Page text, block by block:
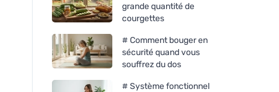
grande quantité de
courgettes
# Comment bouger en
sécurité quand vous
souffrez du dos
# Système fonctionnel